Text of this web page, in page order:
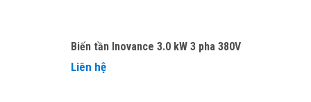
Biến tần Inovance 3.0 kW 3 pha 380V
Liên hệ